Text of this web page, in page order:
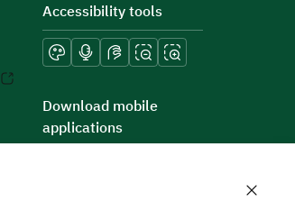
Accessibility tools
Download mobile
applications